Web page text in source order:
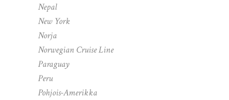
Nepal
New York
Norja
Norwegian Cruise Line
Paraguay
Peru
Pohjois-Amerikka